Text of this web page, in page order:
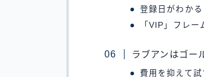
登録日がわかる
「VIP」フレー
ラブアンはゴー
費用を抑えて